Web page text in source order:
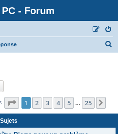
- Forum
Page 1sur25
1 2 3 4 5 25
Sujets